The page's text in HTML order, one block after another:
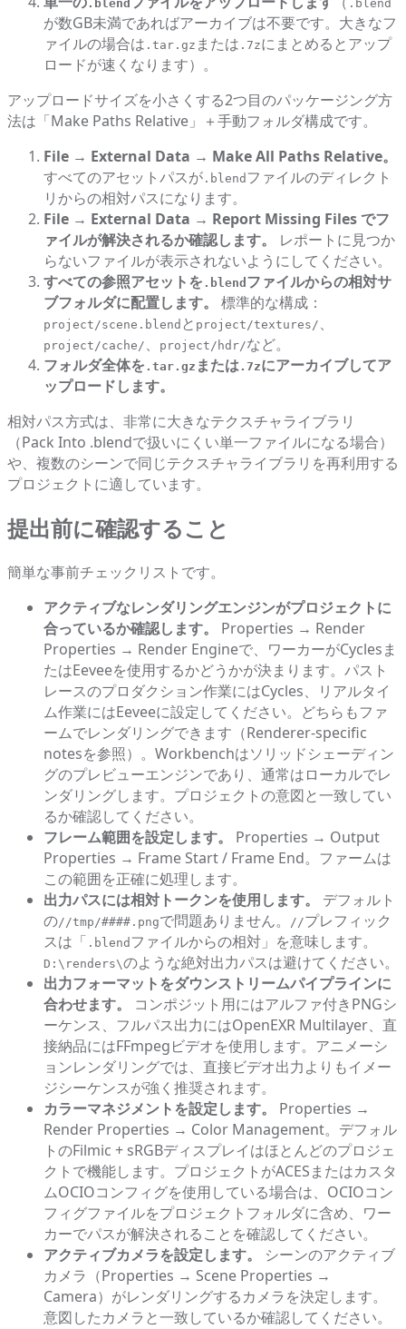
.blend .blend
が数GB未満であればアーカイブは不要です。大きなフ
ァイルの場合は .tar.gz または .7zにまとめるとアップ
ロードが速くなります）。
アップロードサイズを小さくする2つ目のパッケージング方
法は「Make Paths Relative」＋手動フォルダ構成です。
File → External Data → Make All Paths Relative。
すべてのアセットパスが .blend ファイルのディレクト
リからの相対パスになります。
File → External Data → Report Missing Files でフ
ァイルが解決されるか確認します。
レポートに見つか
らないファイルが表示されないようにしてください。
すべての参照アセットを .blend ファイルからの相対サ
ブフォルダに配置します。
標準的な構成：
project/scene.blend と project/textures/ 、
project/cache/ 、 project/hdr/など。
フォルダ全体を .tar.gz または .7zにアーカイブしてア
ップロードします。
相対パス方式は、非常に大きなテクスチャライブラリ
（Pack Into .blendで扱いにくい単一ファイルになる場合）
や、複数のシーンで同じテクスチャライブラリを再利用する
プロジェクトに適しています。
提出前に確認すること
簡単な事前チェックリストです。
アクティブなレンダリングエンジンがプロジェクトに
合っているか確認します。
Properties → Render
Properties → Render Engineで、ワーカーがCyclesま
たはEeveeを使用するかどうかが決まります。パスト
レースのプロダクション作業にはCycles、リアルタイ
ム作業にはEeveeに設定してください。どちらもファ
ームでレンダリングできます（Renderer-specific
notesを参照）。Workbenchはソリッドシェーディン
グのプレビューエンジンであり、通常はローカルでレ
ンダリングします。プロジェクトの意図と一致してい
るか確認してください。
フレーム範囲を設定します。
Properties → Output
Properties → Frame Start / Frame End。ファームは
この範囲を正確に処理します。
出力パスには相対トークンを使用します。
デフォルト
の//tmp/####.pngで問題ありません。 //プレフィック
スは「 .blend ファイルからの相対」を意味します。
D:\renders\のような絶対出力パスは避けてください。
出力フォーマットをダウンストリームパイプラインに
合わせます。
コンポジット用にはアルファ付きPNGシ
ーケンス、フルパス出力にはOpenEXR Multilayer、直
接納品にはFFmpegビデオを使用します。アニメーシ
ョンレンダリングでは、直接ビデオ出力よりもイメー
ジシーケンスが強く推奨されます。
カラーマネジメントを設定します。
Properties →
Render Properties → Color Management。デフォル
トのFilmic + sRGBディスプレイはほとんどのプロジェ
クトで機能します。プロジェクトがACESまたはカスタ
ムOCIOコンフィグを使用している場合は、OCIOコン
フィグファイルをプロジェクトフォルダに含め、ワー
カーでパスが解決されることを確認してください。
アクティブカメラを設定します。
シーンのアクティブ
カメラ（Properties → Scene Properties →
Camera）がレンダリングするカメラを決定します。
意図したカメラと一致しているか確認してください。